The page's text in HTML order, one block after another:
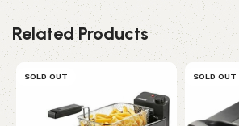
Related Products
SOLD OUT SOLD OUT